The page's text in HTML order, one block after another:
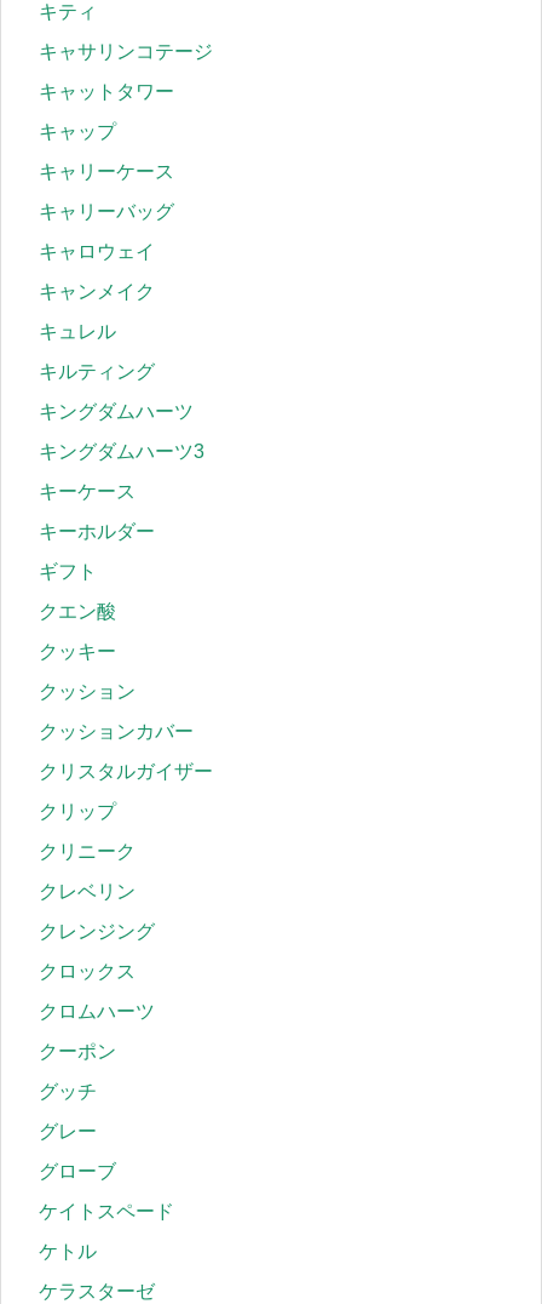
キティ
キャサリンコテージ
キャットタワー
キャップ
キャリーケース
キャリーバッグ
キャロウェイ
キャンメイク
キュレル
キルティング
キングダムハーツ
キングダムハーツ3
キーケース
キーホルダー
ギフト
クエン酸
クッキー
クッション
クッションカバー
クリスタルガイザー
クリップ
クリニーク
クレベリン
クレンジング
クロックス
クロムハーツ
クーポン
グッチ
グレー
グローブ
ケイトスペード
ケトル
ケラスターゼ